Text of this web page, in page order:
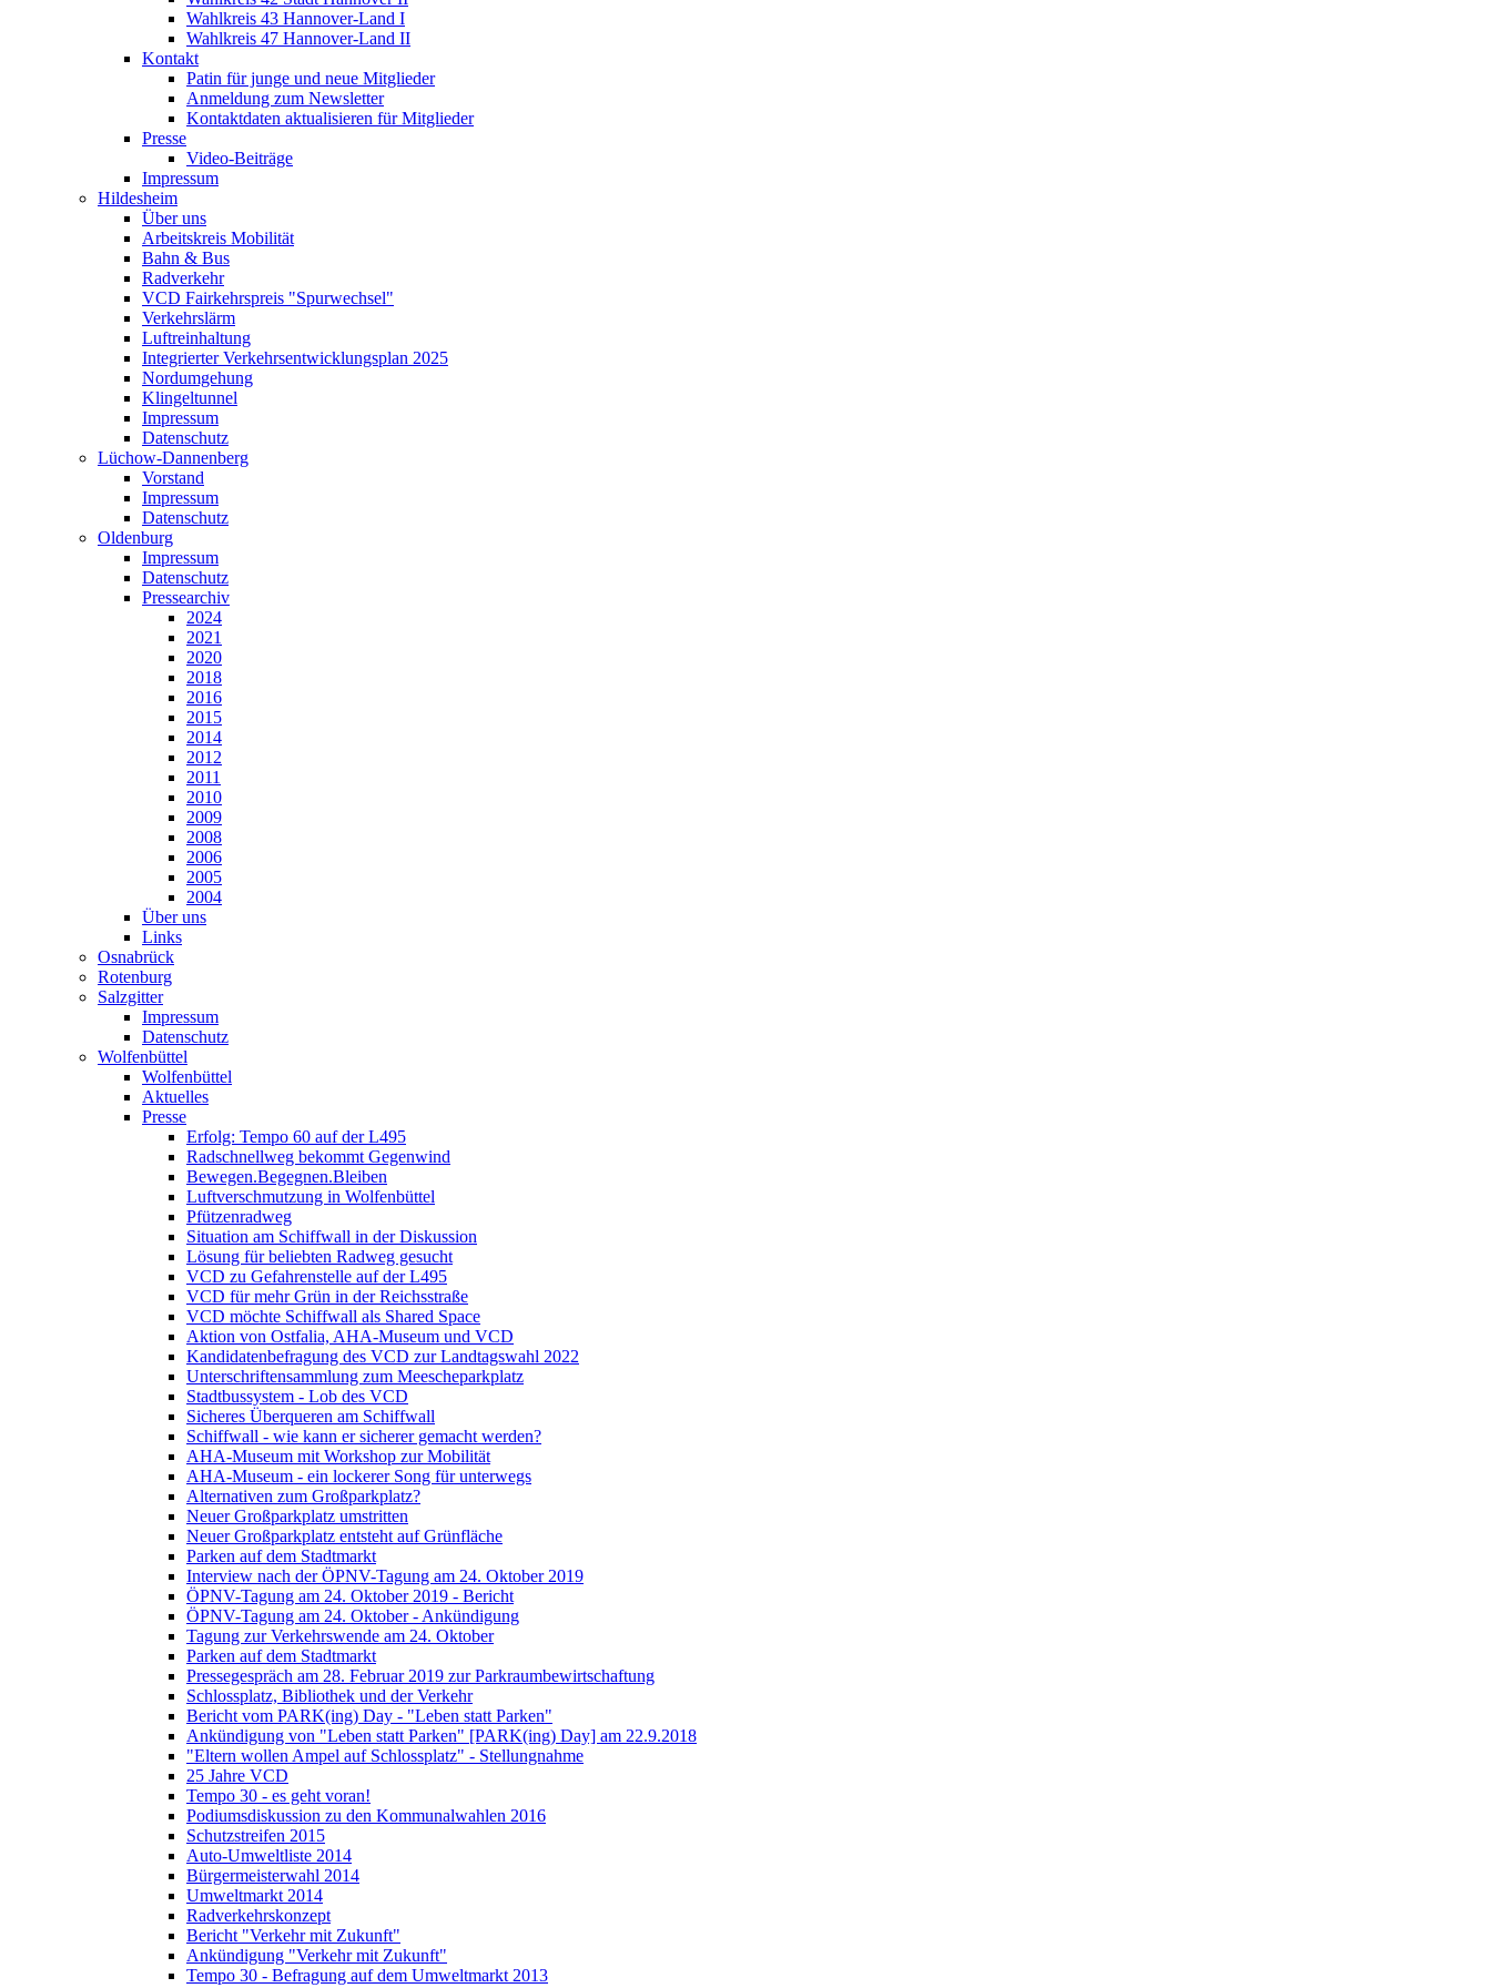
Wahlkreis 43 Hannover-Land I
Wahlkreis 47 Hannover-Land II
Kontakt
Patin für junge und neue Mitglieder
Anmeldung zum Newsletter
Kontaktdaten aktualisieren für Mitglieder
Presse
Video-Beiträge
Impressum
Hildesheim
Über uns
Arbeitskreis Mobilität
Bahn & Bus
Radverkehr
VCD Fairkehrspreis "Spurwechsel"
Verkehrslärm
Luftreinhaltung
Integrierter Verkehrsentwicklungsplan 2025
Nordumgehung
Klingeltunnel
Impressum
Datenschutz
Lüchow-Dannenberg
Vorstand
Impressum
Datenschutz
Oldenburg
Impressum
Datenschutz
Pressearchiv
2024
2021
2020
2018
2016
2015
2014
2012
2011
2010
2009
2008
2006
2005
2004
Über uns
Links
Osnabrück
Rotenburg
Salzgitter
Impressum
Datenschutz
Wolfenbüttel
Wolfenbüttel
Aktuelles
Presse
Erfolg: Tempo 60 auf der L495
Radschnellweg bekommt Gegenwind
Bewegen.Begegnen.Bleiben
Luftverschmutzung in Wolfenbüttel
Pfützenradweg
Situation am Schiffwall in der Diskussion
Lösung für beliebten Radweg gesucht
VCD zu Gefahrenstelle auf der L495
VCD für mehr Grün in der Reichsstraße
VCD möchte Schiffwall als Shared Space
Aktion von Ostfalia, AHA-Museum und VCD
Kandidatenbefragung des VCD zur Landtagswahl 2022
Unterschriftensammlung zum Meescheparkplatz
Stadtbussystem - Lob des VCD
Sicheres Überqueren am Schiffwall
Schiffwall - wie kann er sicherer gemacht werden?
AHA-Museum mit Workshop zur Mobilität
AHA-Museum - ein lockerer Song für unterwegs
Alternativen zum Großparkplatz?
Neuer Großparkplatz umstritten
Neuer Großparkplatz entsteht auf Grünfläche
Parken auf dem Stadtmarkt
Interview nach der ÖPNV-Tagung am 24. Oktober 2019
ÖPNV-Tagung am 24. Oktober 2019 - Bericht
ÖPNV-Tagung am 24. Oktober - Ankündigung
Tagung zur Verkehrswende am 24. Oktober
Parken auf dem Stadtmarkt
Pressegespräch am 28. Februar 2019 zur Parkraumbewirtschaftung
Schlossplatz, Bibliothek und der Verkehr
Bericht vom PARK(ing) Day - "Leben statt Parken"
Ankündigung von "Leben statt Parken" [PARK(ing) Day] am 22.9.2018
"Eltern wollen Ampel auf Schlossplatz" - Stellungnahme
25 Jahre VCD
Tempo 30 - es geht voran!
Podiumsdiskussion zu den Kommunalwahlen 2016
Schutzstreifen 2015
Auto-Umweltliste 2014
Bürgermeisterwahl 2014
Umweltmarkt 2014
Radverkehrskonzept
Bericht "Verkehr mit Zukunft"
Ankündigung "Verkehr mit Zukunft"
Tempo 30 - Befragung auf dem Umweltmarkt 2013